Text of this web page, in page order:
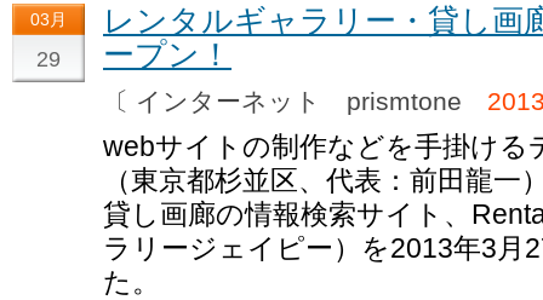
03月
29
レンタルギャラリー・貸し画
ープン！
〔 インターネット prismtone
webサイトの制作などを手掛ける
（東京都杉並区、代表：前田龍
貸し画廊の情報検索サイト、
ラリージェイピー）を2013年3月
た。